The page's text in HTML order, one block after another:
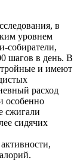
в
уровнем
собиратели,
шагов в день. В
и имеют
расход
особенно
сжигали
сидячих